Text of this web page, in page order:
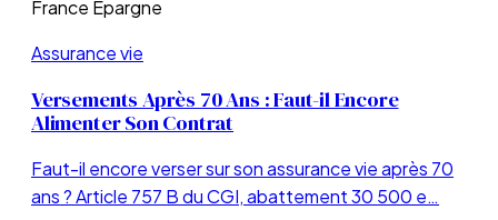
France Épargne
Assurance vie
Versements Après 70 Ans : Faut-il Encore
Alimenter Son Contrat
Faut-il encore verser sur son assurance vie après 70
ans ? Article 757 B du CGI, abattement 30 500 e…